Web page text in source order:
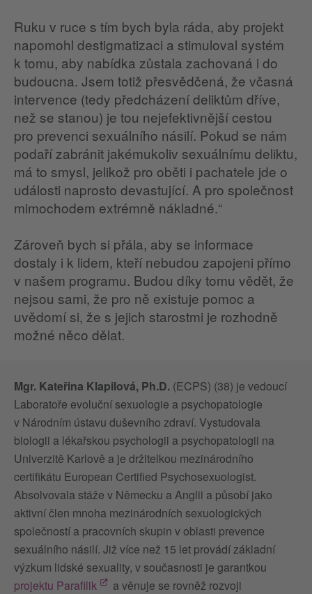
Ruku v ruce s tím bych byla ráda, aby projekt
napomohl destigmatizaci a stimuloval systém
k tomu, aby nabídka zůstala zachovaná i do
budoucna. Jsem totiž přesvědčená, že včasná
intervence (tedy předcházení deliktům dříve,
než se stanou) je tou nejefektivnější cestou
pro prevenci sexuálního násilí. Pokud se nám
podaří zabránit jakémukoliv sexuálnímu deliktu,
má to smysl, jelikož pro oběti i pachatele jde o
události naprosto devastující. A pro společnost
mimochodem extrémně nákladné.“
Zároveň bych si přála, aby se informace
dostaly i k lidem, kteří nebudou zapojeni přímo
v našem programu. Budou díky tomu vědět, že
nejsou sami, že pro ně existuje pomoc a
uvědomí si, že s jejich starostmi je rozhodně
možné něco dělat.
Mgr. Kateřina Klapilová, Ph.D. (ECPS) (38) je vedoucí
Laboratoře evoluční sexuologie a psychopatologie
v Národním ústavu duševního zdraví. Vystudovala
biologii a lékařskou psychologii a psychopatologii na
Univerzitě Karlově a je držitelkou mezinárodního
certifikátu European Certified Psychosexuologist.
Absolvovala stáže v Německu a Anglii a působí jako
aktivní člen mnoha mezinárodních sexuologických
společností a pracovních skupin v oblasti prevence
sexuálního násilí. Již více než 15 let provádí základní
výzkum lidské sexuality, v současnosti je garantkou
projektu Parafilik
a věnuje se rovněž rozvoji